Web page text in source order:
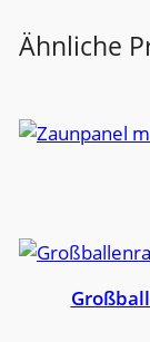
n
Ähnliche